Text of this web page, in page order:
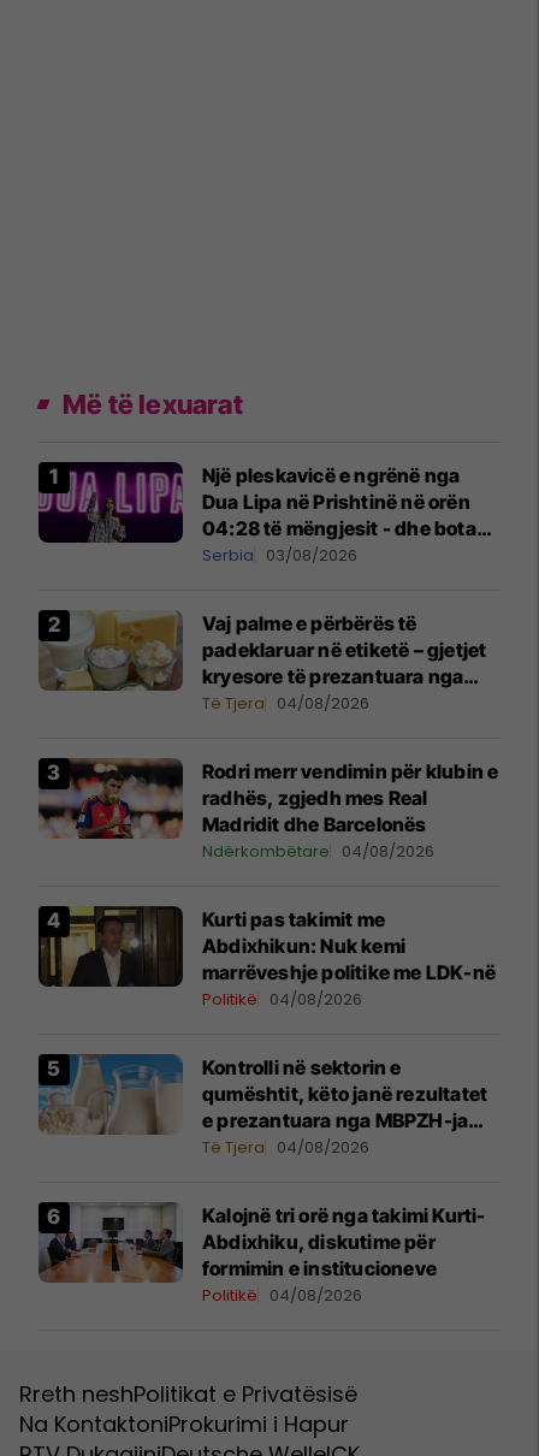
Më të lexuarat
Një pleskavicë e ngrënë nga
Dua Lipa në Prishtinë në orën
04:28 të mëngjesit - dhe bota
digjitale serbe shpall gjendjen e
Serbia 03/08/2026
Vaj palme e përbërës të
padeklaruar në etiketë – gjetjet
kryesore të prezantuara nga
AUV-i pas kontrollit në sektorin
Të Tjera 04/08/2026
Rodri merr vendimin për klubin e
radhës, zgjedh mes Real
Madridit dhe Barcelonës
Ndërkombëtare 04/08/2026
Kurti pas takimit me
Abdixhikun: Nuk kemi
marrëveshje politike me LDK-në
Politikë 04/08/2026
Kontrolli në sektorin e
qumështit, këto janë rezultatet
e prezantuara nga MBPZH-ja
dhe AUV
Të Tjera 04/08/2026
Kalojnë tri orë nga takimi Kurti-
Abdixhiku, diskutime për
formimin e institucioneve
Politikë 04/08/2026
Rreth neshPolitikat e Privatësisë
Na KontaktoniProkurimi i Hapur